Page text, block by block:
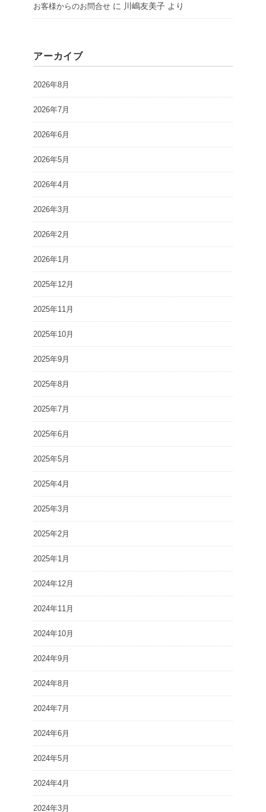
お客様からのお問合せ に 川嶋友美子 より
アーカイブ
2026年8月
2026年7月
2026年6月
2026年5月
2026年4月
2026年3月
2026年2月
2026年1月
2025年12月
2025年11月
2025年10月
2025年9月
2025年8月
2025年7月
2025年6月
2025年5月
2025年4月
2025年3月
2025年2月
2025年1月
2024年12月
2024年11月
2024年10月
2024年9月
2024年8月
2024年7月
2024年6月
2024年5月
2024年4月
2024年3月